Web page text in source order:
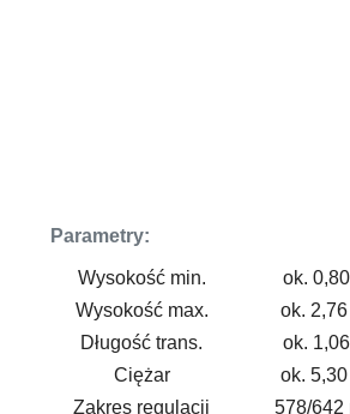
Parametry:
Wysokość min.
ok.
Wysokość max.
ok.
Długość trans.
ok.
Ciężar
ok.
Zakres regulacji
578/642